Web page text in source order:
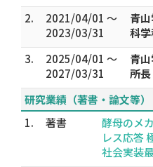
2.
2021/04/01 ～
2023/03/31
青
科
3.
2025/04/01 ～
2027/03/31
青
所長
研究業績（著書・論文等）
1.
著書
酵母のメ
レス応答
社会実装